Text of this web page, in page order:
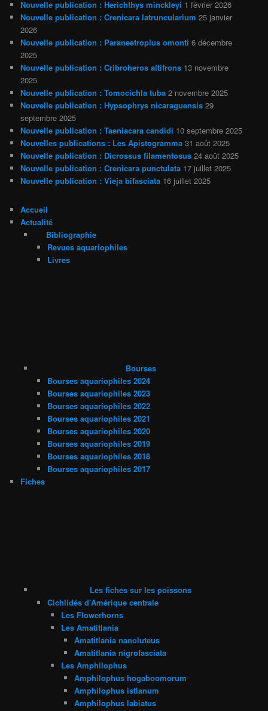
Nouvelle publication : Herichthys minckleyi 1 février 2026
Nouvelle publication : Crenicara latruncularium 25 janvier
2026
Nouvelle publication : Paraneetroplus omonti 6 décembre
2025
Nouvelle publication : Cribroheros altifrons 13 novembre
2025
Nouvelle publication : Tomocichla tuba 2 novembre 2025
Nouvelle publication : Hypsophrys nicaraguensis 29
septembre 2025
Nouvelle publication : Taeniacara candidi 10 septembre 2025
Nouvelles publications : Les Apistogramma 31 août 2025
Nouvelle publication : Dicrossus filamentosus 24 août 2025
Nouvelle publication : Crenicara punctulata 17 juillet 2025
Nouvelle publication : Vieja bifasciata 16 juillet 2025
Accueil
Actualité
Bibliographie
Revues aquariophiles
Livres
Bourses
Bourses aquariophiles 2024
Bourses aquariophiles 2023
Bourses aquariophiles 2022
Bourses aquariophiles 2021
Bourses aquariophiles 2020
Bourses aquariophiles 2019
Bourses aquariophiles 2018
Bourses aquariophiles 2017
Fiches
Les fiches sur les poissons
Cichlidés d’Amérique centrale
Les Flowerhorns
Les Amatitlania
Amatitlania nanoluteus
Amatitlania nigrofasciata
Les Amphilophus
Amphilophus hogaboomorum
Amphilophus istlanum
Amphilophus labiatus